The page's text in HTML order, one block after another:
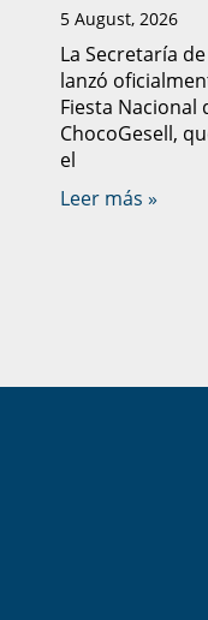
5 August, 2026
La Secretaría
lanzó
Fiesta Nacional
ChocoGesell,
el
Leer más »